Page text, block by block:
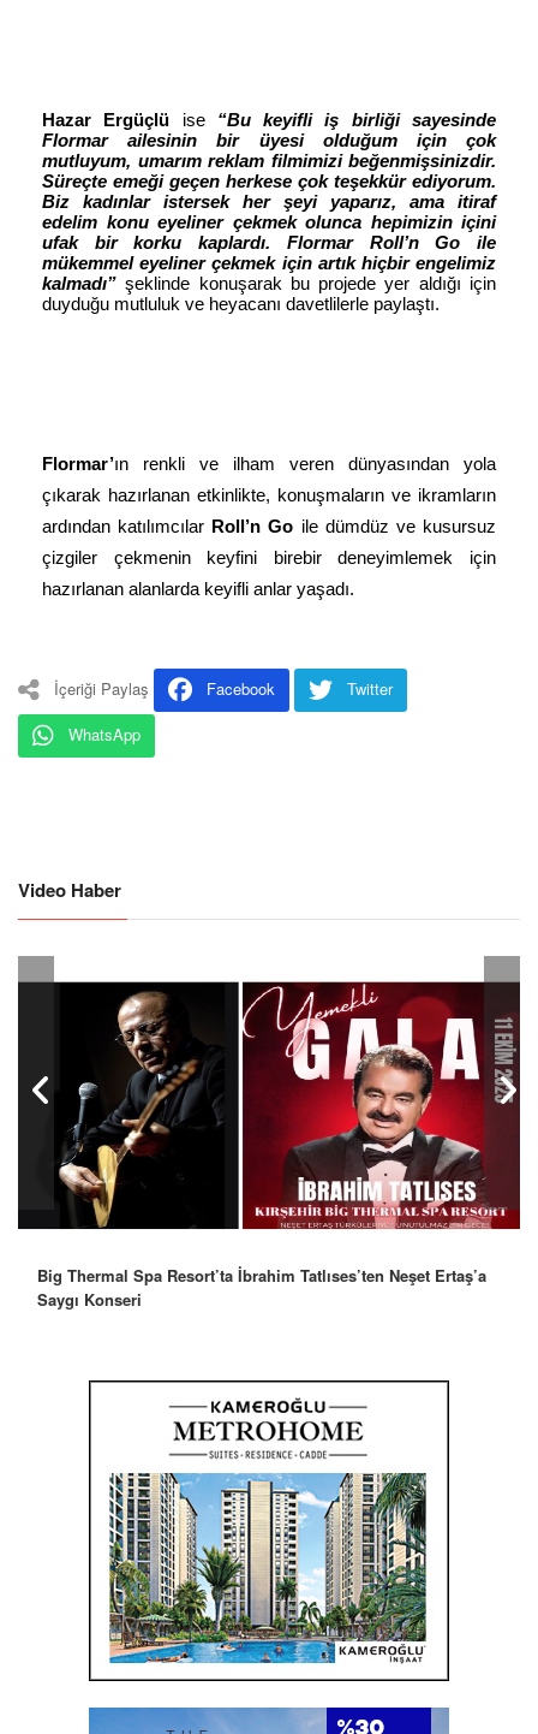
Hazar Ergüçlü ise
“Bu keyifli iş birliği sayesinde
Flormar ailesinin bir üyesi olduğum için çok
mutluyum, umarım reklam filmimizi beğenmişsinizdir.
Süreçte emeği geçen herkese çok teşekkür ediyorum.
Biz kadınlar istersek her şeyi yaparız, ama itiraf
edelim konu eyeliner çekmek olunca hepimizin içini
ufak bir korku kaplardı. Flormar Roll’n Go ile
mükemmel eyeliner çekmek için artık hiçbir engelimiz
kalmadı” şeklinde konuşarak bu projede yer aldığı için
duyduğu mutluluk ve heyacanı davetlilerle paylaştı.
Flormar’ın renkli ve ilham veren dünyasından yola
çıkarak hazırlanan etkinlikte, konuşmaların ve ikramların
ardından katılımcılar Roll’n Go ile dümdüz ve kusursuz
çizgiler çekmenin keyfini birebir deneyimlemek için
hazırlanan alanlarda keyifli anlar yaşadı.
İçeriği Paylaş Facebook
Twitter
WhatsApp
Video Haber
Big Thermal Spa Resort’ta İbrahim Tatlıses’ten Neşet Ertaş’a
Saygı Konseri